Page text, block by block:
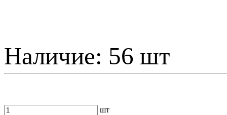
Наличие: 56 шт
шт